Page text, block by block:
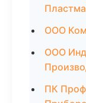
ООО
ООО
ПК